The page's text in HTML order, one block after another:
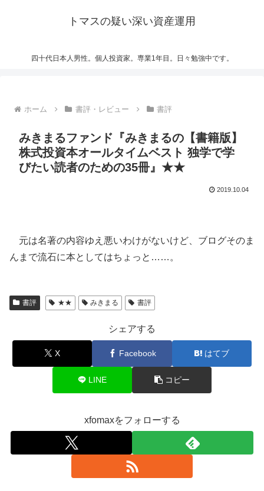
トマスの疑い深い資産運用
四十代日本人男性。個人投資家。専業1年目。日々勉強中です。
ホーム 書評・レビュー 書評
みきまるファンド『みきまるの【書籍版】
株式投資本オールタイムベスト 独学で学
びたい読者のための35冊』★★
2019.10.04
元は名著の内容ゆえ悪いわけがないけど、ブログそのま
んまで流石に本としてはちょっと……。
書評 ★★ みきまる 書評
シェアする
X Facebook はてブ
LINE コピー
xfomaxをフォローする